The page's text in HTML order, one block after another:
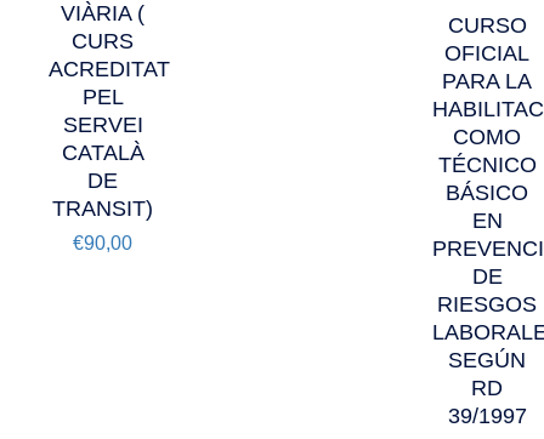
VIÀRIA (
CURS
ACREDITAT
PEL
SERVEI
CATALÀ
DE
TRANSIT)
€90,00
CURSO
OFICIAL
PARA LA
COMO
TÉCNICO
BÁSICO
EN
DE
RIESGOS
SEGÚN
RD
39/1997